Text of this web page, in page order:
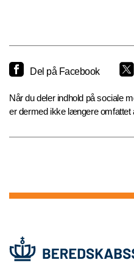
Del på Facebook
Når du deler indhold på sociale
er dermed ikke længere omfattet